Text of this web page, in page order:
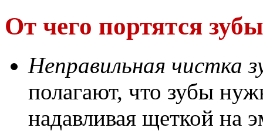
От чего портятся зубы
Неправильная чистка
полагают, что зубы
надавливая щеткой на